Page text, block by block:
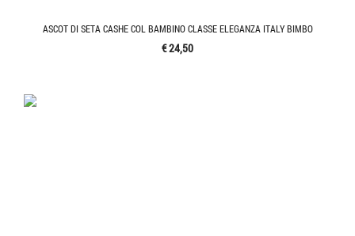
ASCOT DI SETA CASHE COL BAMBINO CLASSE ELEGANZA ITALY BIMBO
€ 24,50